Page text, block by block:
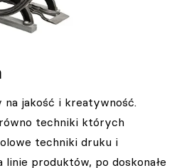
na jakość i kreatywność.
techniki których
techniki druku i
linie produktów, po doskonałe